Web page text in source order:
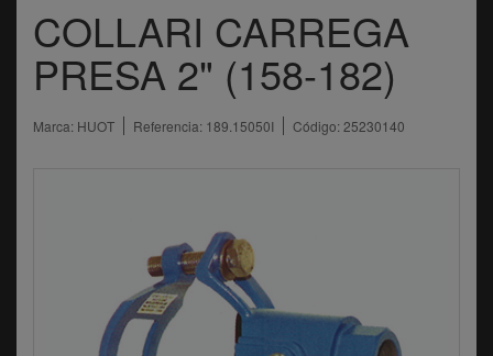
COLLARI CARREGA
PRESA 2" (158-182)
Marca: HUOT Referencia: 189.15050I Código: 25230140